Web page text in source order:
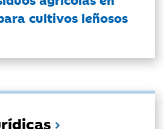
cultivos leñosos